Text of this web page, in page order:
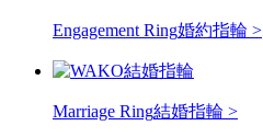
Engagement Ring婚約指輪 >
Marriage Ring結婚指輪 >